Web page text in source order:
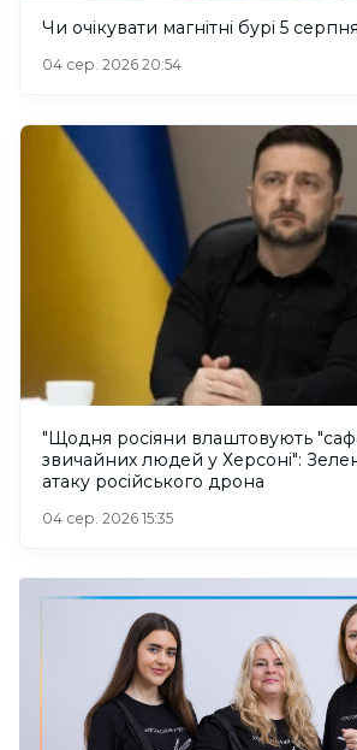
Чи очікувати магнітні бурі 5
04 сер. 2026 20:54
"Щодня росіяни влаштовують
звичайних людей у Херсоні":
атаку російського дрона
04 сер. 2026 15:35